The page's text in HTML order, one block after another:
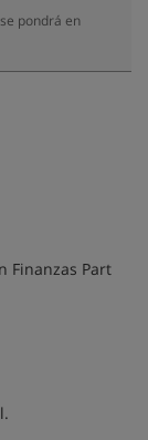
pondrá en
Finanzas Part